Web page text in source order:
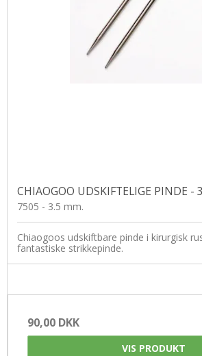
CHIAOGOO UDSKIFTELIGE PINDE -
7505 - 3.5 mm.
Chiaogoos udskiftbare pinde i kirurgisk
fantastiske strikkepinde.
90,00 DKK
VIS PRODUKT